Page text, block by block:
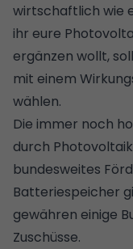
wirtschaftlich wie
ihr eure
ergänzen wollt,
mit einem
wählen.
Die immer noch
durch
bundesweites
Batteriespeicher
gewähren einige
Zuschüsse.